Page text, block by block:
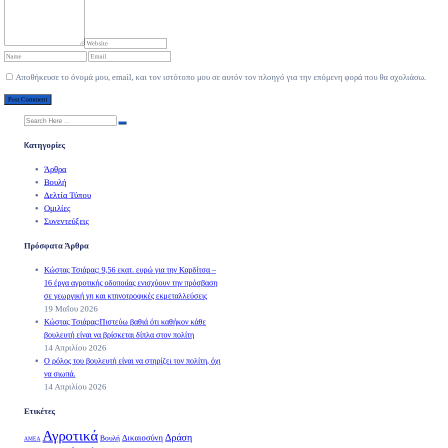
Αποθήκευσε το όνομά μου, email, και τον ιστότοπο μου σε αυτόν τον πλοηγό για την επόμενη φορά που θα σχολιάσω.
Kατηγορίες
Άρθρα
Βουλή
Δελτία Τύπου
Ομιλίες
Συνεντεύξεις
Πρόσφατα Άρθρα
Κώστας Τσιάρας: 9,56 εκατ. ευρώ για την Καρδίτσα –
16 έργα αγροτικής οδοποιίας ενισχύουν την πρόσβαση
σε γεωργική γη και κτηνοτροφικές εκμεταλλεύσεις
19 Μαΐου 2026
Κώστας Τσιάρας:Πιστεύω βαθιά ότι καθήκον κάθε
βουλευτή είναι να βρίσκεται δίπλα στον πολίτη
14 Απριλίου 2026
Ο ρόλος του βουλευτή είναι να στηρίζει τον πολίτη, όχι
να σιωπά.
14 Απριλίου 2026
Ετικέτες
ΑΜΕΑ Αγροτικά Βουλή Δικαιοσύνη Δράση